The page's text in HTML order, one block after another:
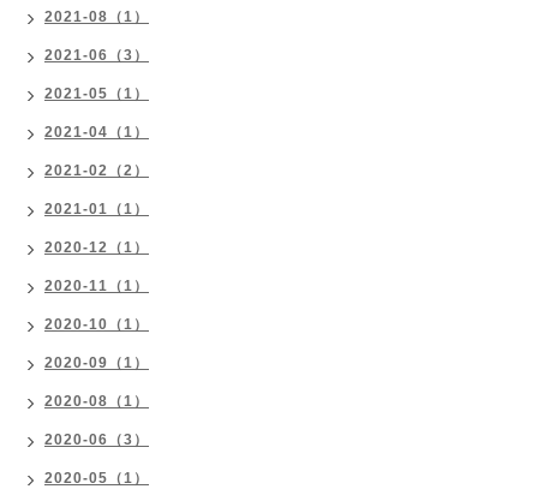
2021-08（1）
2021-06（3）
2021-05（1）
2021-04（1）
2021-02（2）
2021-01（1）
2020-12（1）
2020-11（1）
2020-10（1）
2020-09（1）
2020-08（1）
2020-06（3）
2020-05（1）